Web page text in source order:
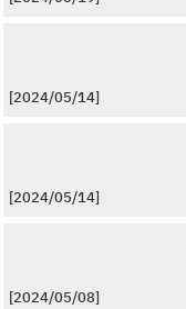
[2024/05/14]
[2024/05/14]
[2024/05/08]